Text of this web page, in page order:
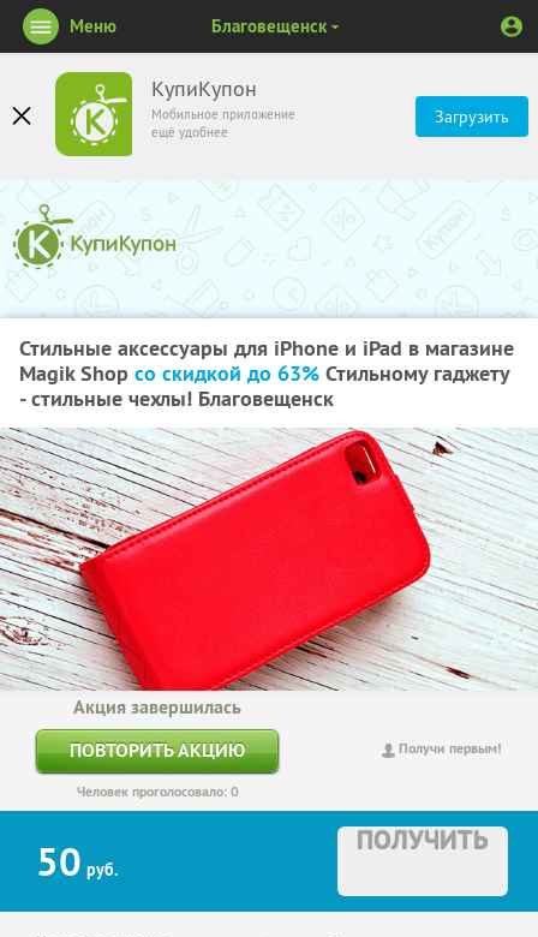
КупиКупон
Мобильное приложение
ещё удобнее
Загрузить
Меню Благовещенск
Стильные аксессуары для iPhone и iPad в магазине
Magik Shop со скидкой до 63% Стильному гаджету
- стильные чехлы! Благовещенск
Получи первым!
Акция завершилась
ПОВТОРИТЬ АКЦИЮ
Человек проголосовало: 0
50 руб.
ПОЛУЧИТЬ